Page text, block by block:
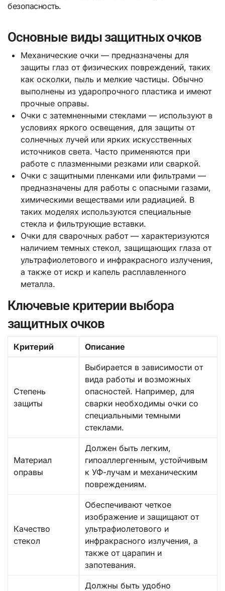
безопасность.
Основные виды защитных очков
Механические очки — предназначены для
защиты глаз от физических повреждений, таких
как осколки, пыль и мелкие частицы. Обычно
выполнены из ударопрочного пластика и имеют
прочные оправы.
Очки с затемненными стеклами — используют в
условиях яркого освещения, для защиты от
солнечных лучей или ярких искусственных
источников света. Часто применяются при
работе с плазменными резками или сваркой.
Очки с защитными пленками или фильтрами —
предназначены для работы с опасными газами,
химическими веществами или радиацией. В
таких моделях используются специальные
стекла и фильтрующие вставки.
Очки для сварочных работ — характеризуются
наличием темных стекол, защищающих глаза от
ультрафиолетового и инфракрасного излучения,
а также от искр и капель расплавленного
металла.
Ключевые критерии выбора
защитных очков
Критерий Описание
Степень
защиты
Выбирается в зависимости от
вида работы и возможных
опасностей. Например, для
сварки необходимы очки со
специальными темными
стеклами.
Материал
оправы
Должен быть легким,
гипоаллергенным, устойчивым
к УФ-лучам и механическим
повреждениям.
Качество
стекол
Обеспечивают четкое
изображение и защищают от
ультрафиолетового и
инфракрасного излучения, а
также от царапин и
запотевания.
Должны быть удобно